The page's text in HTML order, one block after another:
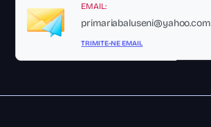
EMAIL:
primariabaluseni@yahoo.com
TRIMITE-NE EMAIL